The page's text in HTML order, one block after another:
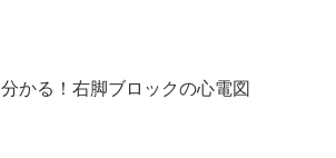
分かる！右脚ブロックの心電図